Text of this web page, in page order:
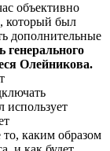
объективно
который был
дополнительные
генерального
Олейникова.
использует
каким образом